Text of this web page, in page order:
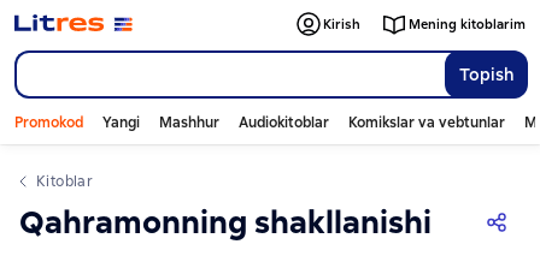
Topish
Kirish Mening kitoblarim
Promokod Yangi Mashhur Audiokitoblar Komikslar va vebtunlar
Kitoblar
Qahramonning shakllanishi